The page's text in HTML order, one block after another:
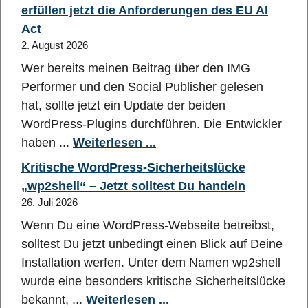
erfüllen jetzt die Anforderungen des EU AI
Act
2. August 2026
Wer bereits meinen Beitrag über den IMG
Performer und den Social Publisher gelesen
hat, sollte jetzt ein Update der beiden
WordPress-Plugins durchführen. Die Entwickler
haben ... Weiterlesen ...
Kritische WordPress-Sicherheitslücke
„wp2shell“ – Jetzt solltest Du handeln
26. Juli 2026
Wenn Du eine WordPress-Webseite betreibst,
solltest Du jetzt unbedingt einen Blick auf Deine
Installation werfen. Unter dem Namen wp2shell
wurde eine besonders kritische Sicherheitslücke
bekannt, ... Weiterlesen ...